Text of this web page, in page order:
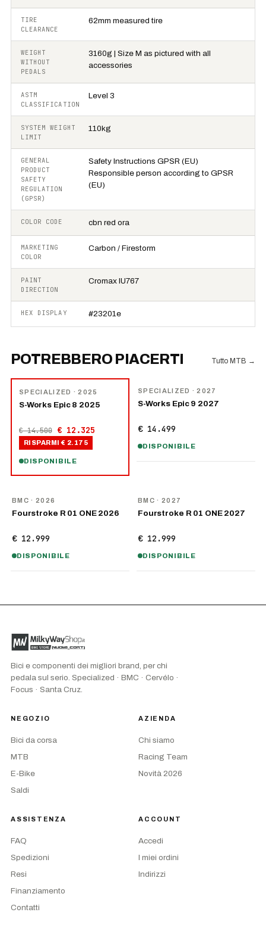
TIRE
CLEARANCE
62mm measured tire
WEIGHT
WITHOUT
PEDALS
3160g | Size M as pictured with all
accessories
ASTM
CLASSIFICATION
Level 3
SYSTEM WEIGHT
LIMIT
110kg
GENERAL
PRODUCT
SAFETY
REGULATION
(GPSR)
Safety Instructions GPSR (EU)
Responsible person according to GPSR
(EU)
COLOR CODE cbn red ora
MARKETING
COLOR
Carbon / Firestorm
PAINT
DIRECTION
Cromax IU767
HEX DISPLAY #23201e
POTREBBERO PIACERTI Tutto MTB →
SPECIALIZED · 2025
S-Works Epic 8 2025
€ 14.500 € 12.325
RISPARMI € 2.175
DISPONIBILE
SPECIALIZED · 2027
S-Works Epic 9 2027
€ 14.499
DISPONIBILE
BMC · 2026
Fourstroke R 01 ONE 2026
€ 12.999
DISPONIBILE
BMC · 2027
Fourstroke R 01 ONE 2027
€ 12.999
DISPONIBILE
Bici e componenti dei migliori brand, per chi
pedala sul serio. Specialized · BMC · Cervélo ·
Focus · Santa Cruz.
NEGOZIO
Bici da corsa
MTB
E-Bike
Saldi
AZIENDA
Chi siamo
Racing Team
Novità 2026
ASSISTENZA
FAQ
Spedizioni
Resi
Finanziamento
Contatti
ACCOUNT
Accedi
I miei ordini
Indirizzi